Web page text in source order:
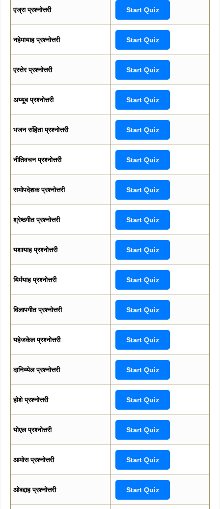
एज्रा प्रश्नोत्तरी Start Quiz
नहेमायाह प्रश्नोत्तरी Start Quiz
एस्तेर प्रश्नोत्तरी Start Quiz
अय्यूब प्रश्नोत्तरी Start Quiz
भजन संहिता प्रश्नोत्तरी Start Quiz
नीतिवचन प्रश्नोत्तरी Start Quiz
सभोपदेशक प्रश्नोत्तरी Start Quiz
श्रेष्ठगीत प्रश्नोत्तरी Start Quiz
यशायाह प्रश्नोत्तरी Start Quiz
यिर्मयाह प्रश्नोत्तरी Start Quiz
विलापगीत प्रश्नोत्तरी Start Quiz
यहेजकेल प्रश्नोत्तरी Start Quiz
दानिय्येल प्रश्नोत्तरी Start Quiz
होशे प्रश्नोत्तरी Start Quiz
योएल प्रश्नोत्तरी Start Quiz
आमोस प्रश्नोत्तरी Start Quiz
ओबद्दाह प्रश्नोत्तरी Start Quiz